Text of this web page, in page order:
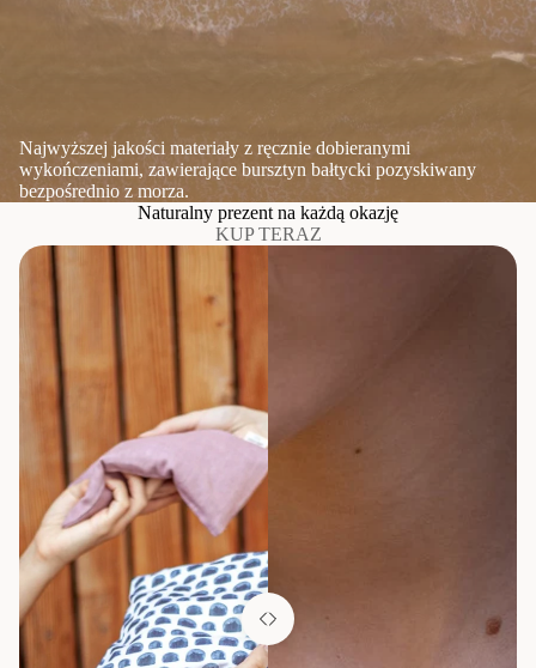
Najwyższej jakości materiały z ręcznie dobieranymi
wykończeniami, zawierające bursztyn bałtycki pozyskiwany
bezpośrednio z morza.
Naturalny prezent na każdą okazję
KUP TERAZ